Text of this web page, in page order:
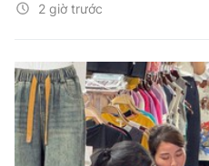
2 giờ trước